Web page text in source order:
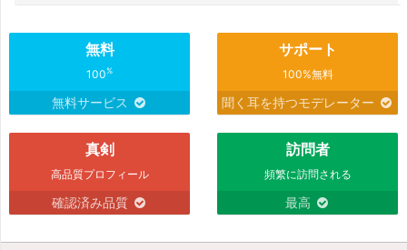
無料
100%
無料サービス
サポート
100%無料
聞く耳を持つモデレーター
真剣
高品質プロフィール
確認済み品質
訪問者
頻繁に訪問される
最高